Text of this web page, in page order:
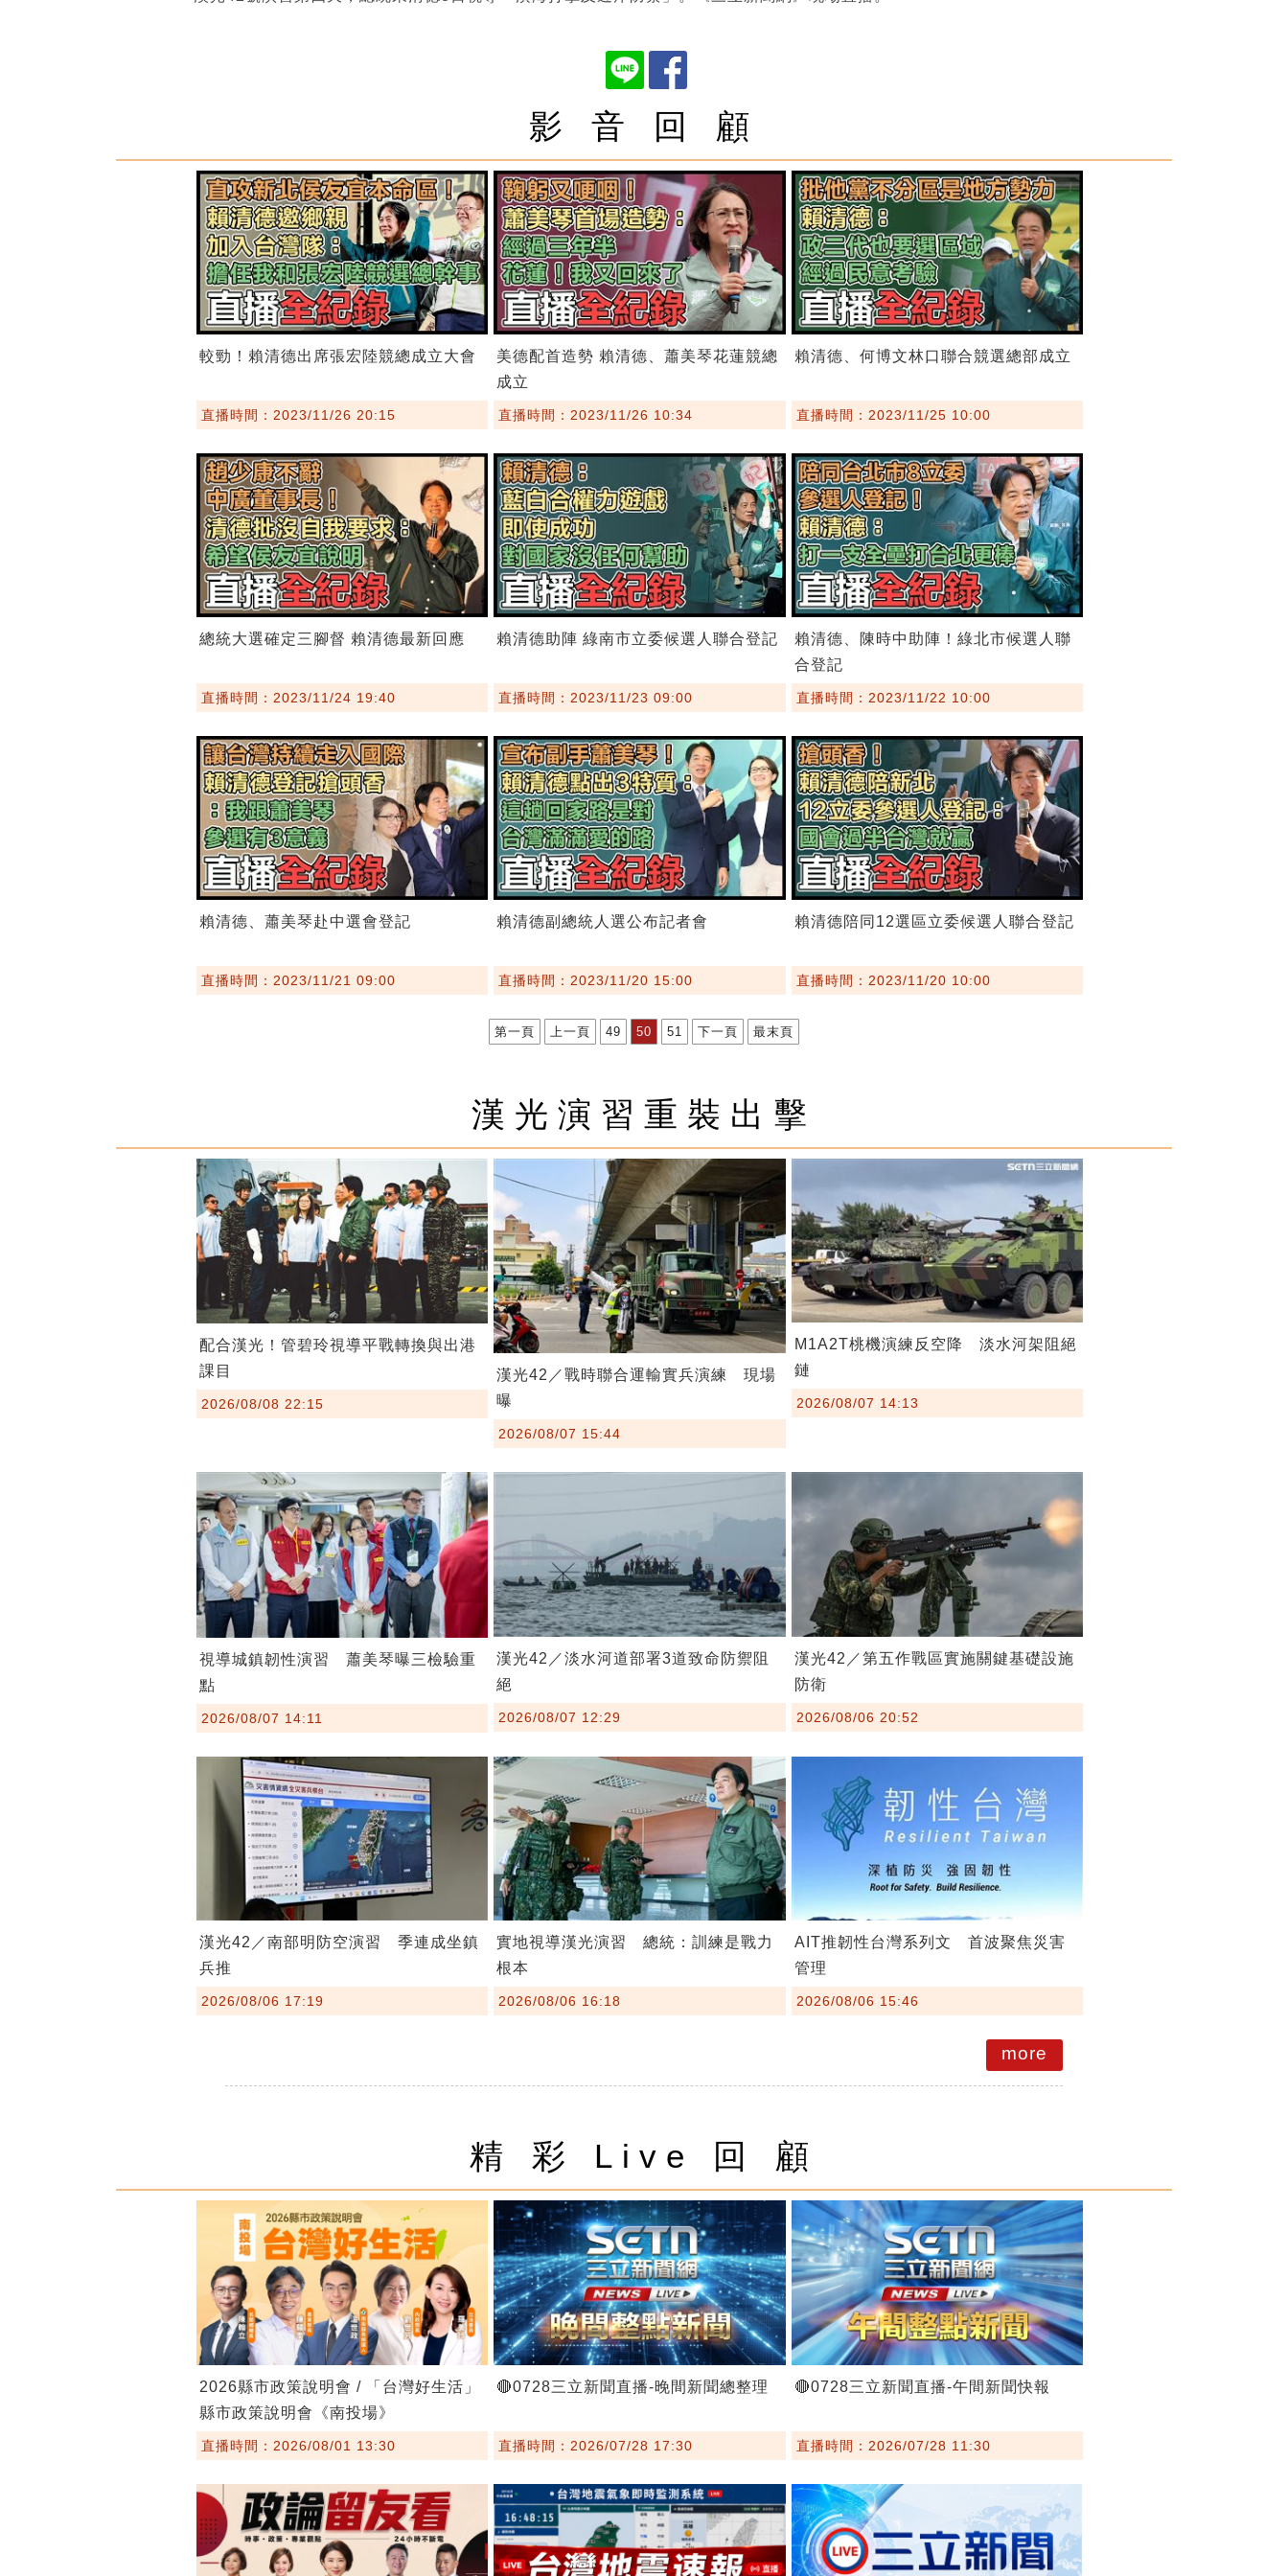
影 音 回 顧
較勁！賴清德出席張宏陸競總成立大會
直播時間：2023/11/26 20:15
美德配首造勢 賴清德、蕭美琴花蓮競總
成立
直播時間：2023/11/26 10:34
賴清德、何博文林口聯合競選總部成立
直播時間：2023/11/25 10:00
總統大選確定三腳督 賴清德最新回應
直播時間：2023/11/24 19:40
賴清德助陣 綠南市立委候選人聯合登記
直播時間：2023/11/23 09:00
賴清德、陳時中助陣！綠北市候選人聯
合登記
直播時間：2023/11/22 10:00
賴清德、蕭美琴赴中選會登記
直播時間：2023/11/21 09:00
賴清德副總統人選公布記者會
直播時間：2023/11/20 15:00
賴清德陪同12選區立委候選人聯合登記
直播時間：2023/11/20 10:00
第一頁 上一頁 49 50 51 下一頁 最末頁
漢光演習重裝出擊
配合漢光！管碧玲視導平戰轉換與出港
課目
2026/08/08 22:15
漢光42／戰時聯合運輸實兵演練 現場
曝
2026/08/07 15:44
M1A2T桃機演練反空降 淡水河架阻絕
鏈
2026/08/07 14:13
視導城鎮韌性演習 蕭美琴曝三檢驗重
點
2026/08/07 14:11
漢光42／淡水河道部署3道致命防禦阻
絕
2026/08/07 12:29
漢光42／第五作戰區實施關鍵基礎設施
防衛
2026/08/06 20:52
漢光42／南部明防空演習 季連成坐鎮
兵推
2026/08/06 17:19
實地視導漢光演習 總統：訓練是戰力
根本
2026/08/06 16:18
AIT推韌性台灣系列文 首波聚焦災害
管理
2026/08/06 15:46
more
精 彩 Live 回 顧
2026縣市政策說明會 / 「台灣好生活」
縣市政策說明會《南投場》
直播時間：2026/08/01 13:30
🔴0728三立新聞直播-晚間新聞總整理
直播時間：2026/07/28 17:30
🔴0728三立新聞直播-午間新聞快報
直播時間：2026/07/28 11:30